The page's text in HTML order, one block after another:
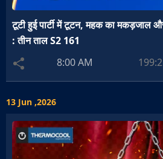
टूटी हुई पार्टी में टूटन, महक का मकड़जाल
: तीन ताल S2 161
8:00 AM
13 Jun ,2026